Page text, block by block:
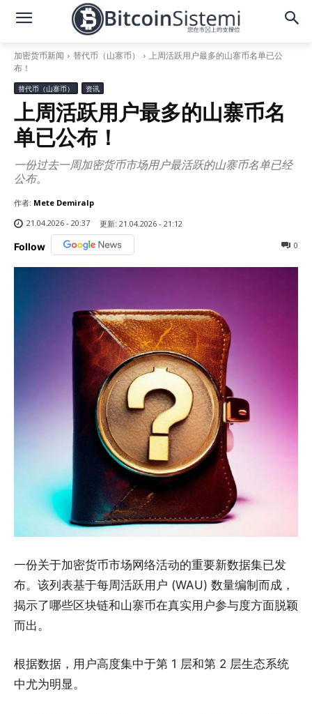
加密货币新闻 替代币（山寨币）
上周活跃用户最多的山寨币名单已公
布！
替代币（山寨币） 资讯
上周活跃用户最多的山寨币名
单已公布！
一份过去一周加密货币市场用户最活跃的山寨币名单已经
公布。
作者: Mete Demiralp
21.04.2026 - 20:37
更新: 21.04.2026 - 21:12
Follow 0
一份关于加密货币市场网络活动的重要新数据集已发
布。该列表基于每周活跃用户 (WAU) 数量编制而成，
揭示了哪些区块链和山寨币在真实用户参与度方面脱颖
而出。
根据数据，用户高度集中于第 1 层和第 2 层生态系统
中尤为明显。